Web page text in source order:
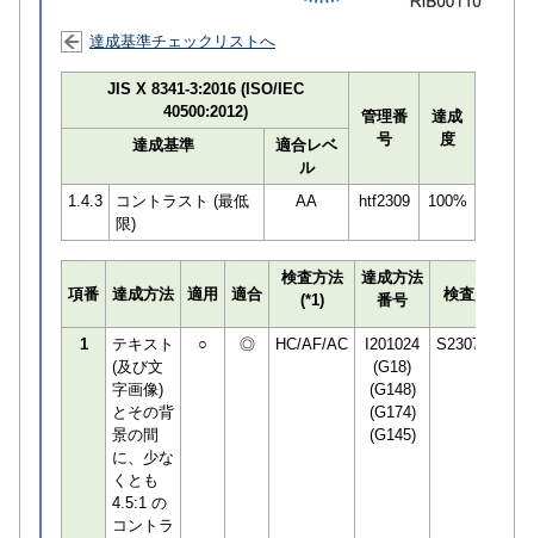
達成基準チェックリストへ
JIS X 8341-3:2016 (ISO/IEC
40500:2012)
管理番
号
達成
度
達成基準
適合レベ
ル
1.4.3
コントラスト (最低
限)
AA htf2309 100%
項番 達成方法 適用 適合
検査方法
(*1)
達成方法
番号
検査員
1
テキスト
(及び文
字画像)
とその背
景の間
に、少な
くとも
4.5:1 の
コントラ
○ ◎ HC/AF/AC
I201024
(G18)
(G148)
(G174)
(G145)
S230783